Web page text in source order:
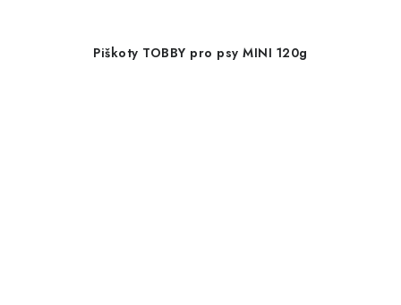
Piškoty TOBBY pro psy MINI 120g